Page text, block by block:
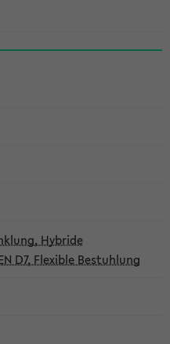
Hybride
D7, Flexible Bestuhlung